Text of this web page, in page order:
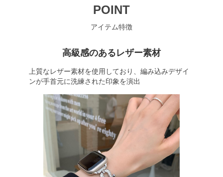
POINT
アイテム特徴
高級感のあるレザー素材
上質なレザー素材を使用しており、編み込みデザイ
ンが手首元に洗練された印象を演出